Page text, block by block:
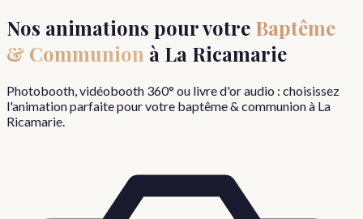
Nos animations pour votre Baptême
& Communion à La Ricamarie
Photobooth, vidéobooth 360° ou livre d'or audio : choisissez
l'animation parfaite pour votre baptême & communionà La
Ricamarie.